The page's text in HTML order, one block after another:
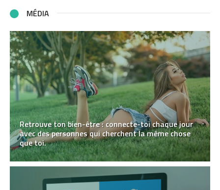
MÉDIA
Retrouve ton bien-être : connecte-toi chaque jour
avec des personnes qui cherchent la même chose
que toi.